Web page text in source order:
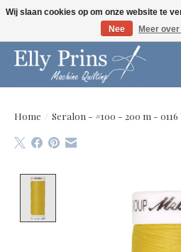
Let op: gewijzigde openingstijden!
Home / Seralon - #100 - 200 m - 0116
Wij slaan cookies op om onze website te
Nee
Meer